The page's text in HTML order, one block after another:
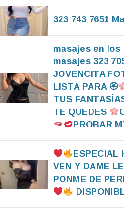
323 743 7651
masajes en
masajes 323
JOVENCITA
LISTA PARA 🏵
TUS
TE QUEDES
PROBAR
ESPECIAL
VEN Y DAME
PONME DE